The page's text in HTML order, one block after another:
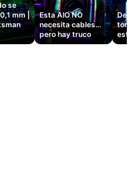
se
mm |
Esta AIO NO
necesita cables…
pero hay truco
Dejé
este